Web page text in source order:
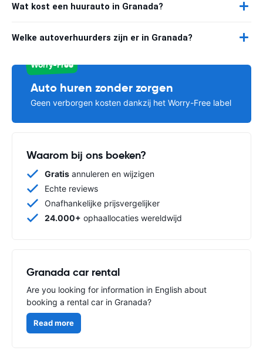
Wat kost een huurauto in Granada?
Welke autoverhuurders zijn er in Granada?
Worry-Free
Auto huren zonder zorgen
Geen verborgen kosten dankzij het Worry-Free label
Waarom bij ons boeken?
Gratis annuleren en wijzigen
Echte reviews
Onafhankelijke prijsvergelijker
24.000+ ophaallocaties wereldwijd
Granada car rental
Are you looking for information in English about
booking a rental car in Granada?
Read more